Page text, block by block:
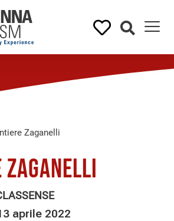
Zaganelli
Zaganelli
aprile 2022